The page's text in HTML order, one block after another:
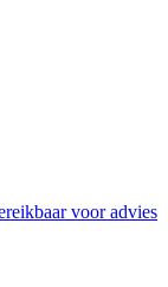
voor advies